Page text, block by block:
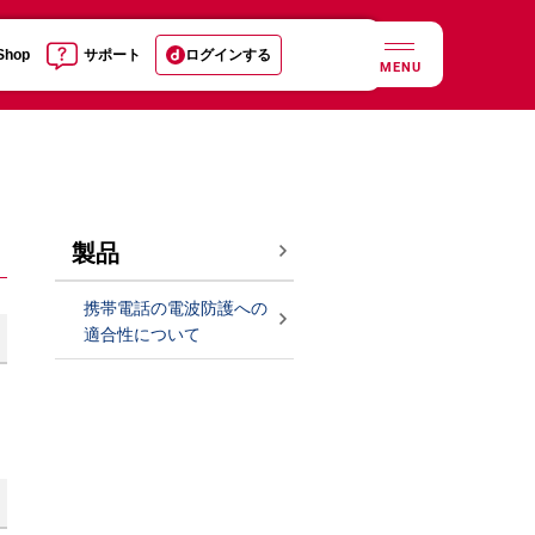
サポート ログインする
MENU
製品
携帯電話の電波防護への
適合性について